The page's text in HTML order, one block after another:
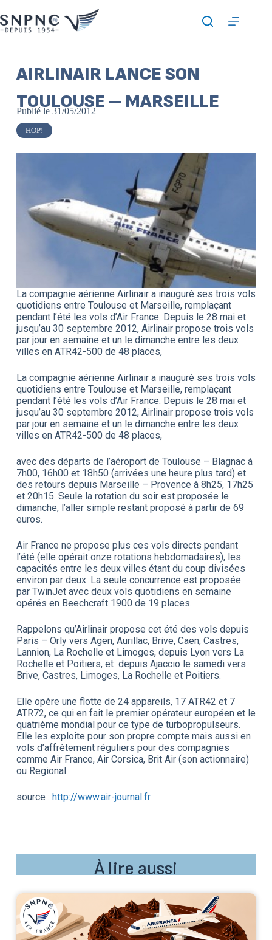
AIRLINAIR LANCE SON
TOULOUSE – MARSEILLE
Publié le 31/05/2012
HOP!
La compagnie aérienne Airlinair a inauguré ses trois vols
quotidiens entre Toulouse et Marseille, remplaçant
pendant l’été les vols d’Air France. Depuis le 28 mai et
jusqu’au 30 septembre 2012, Airlinair propose trois vols
par jour en semaine et un le dimanche entre les deux
villes en ATR42-500 de 48 places,
La compagnie aérienne Airlinair a inauguré ses trois vols
quotidiens entre Toulouse et Marseille, remplaçant
pendant l’été les vols d’Air France. Depuis le 28 mai et
jusqu’au 30 septembre 2012, Airlinair propose trois vols
par jour en semaine et un le dimanche entre les deux
villes en ATR42-500 de 48 places,
avec des départs de l’aéroport de Toulouse – Blagnac à
7h00, 16h00 et 18h50 (arrivées une heure plus tard) et
des retours depuis Marseille – Provence à 8h25, 17h25
et 20h15. Seule la rotation du soir est proposée le
dimanche, l’aller simple restant proposé à partir de 69
euros.
Air France ne propose plus ces vols directs pendant
l’été (elle opérait onze rotations hebdomadaires), les
capacités entre les deux villes étant du coup divisées
environ par deux. La seule concurrence est proposée
par TwinJet avec deux vols quotidiens en semaine
opérés en Beechcraft 1900 de 19 places.
Rappelons qu’Airlinair propose cet été des vols depuis
Paris – Orly vers Agen, Aurillac, Brive, Caen, Castres,
Lannion, La Rochelle et Limoges, depuis Lyon vers La
Rochelle et Poitiers, et depuis Ajaccio le samedi vers
Brive, Castres, Limoges, La Rochelle et Poitiers.
Elle opère une flotte de 24 appareils, 17 ATR42 et 7
ATR72, ce qui en fait le premier opérateur européen et le
quatrième mondial pour ce type de turbopropulseurs.
Elle les exploite pour son propre compte mais aussi en
vols d’affrètement réguliers pour des compagnies
comme Air France, Air Corsica, Brit Air (son actionnaire)
ou Regional.
source : http://www.air-journal.fr
À lire aussi